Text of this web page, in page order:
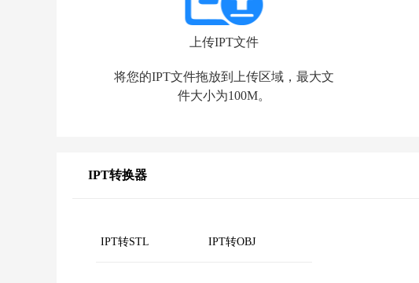
上传IPT文件
将您的IPT文件拖放到上传区域，最大文
件大小为100M。
IPT转换器
IPT转STL IPT转OBJ